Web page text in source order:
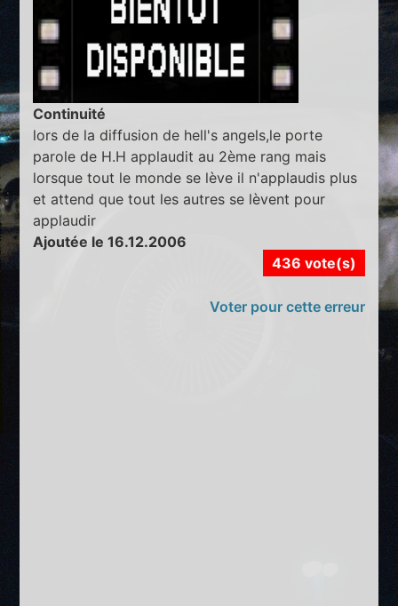
Continuité
lors de la diffusion de hell's angels,le porte
parole de H.H applaudit au 2ème rang mais
lorsque tout le monde se lève il n'applaudis plus
et attend que tout les autres se lèvent pour
applaudir
Ajoutée le 16.12.2006
436 vote(s)
Voter pour cette erreur